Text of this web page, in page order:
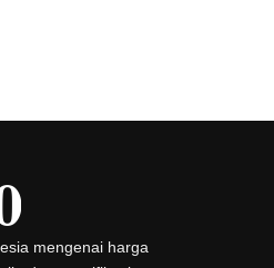
mengenai harga